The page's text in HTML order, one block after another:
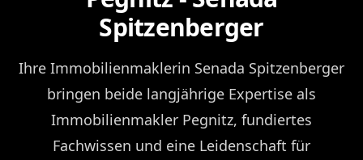
Spitzenberger
Ihre Immobilienmaklerin Senada Spitzenberger
bringen beide langjährige Expertise als
Immobilienmakler Pegnitz, fundiertes
Fachwissen und eine Leidenschaft für